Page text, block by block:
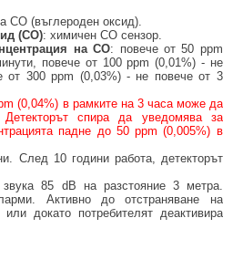
CO (въглероден оксид).
(CO): химичен CO сензор.
на CO: повече от 50 ppm
повече от 100 ppm (0,01%) - не
от 300 ppm (0,03%) - не повече от 3
(0,04%) в рамките на 3 часа може да
спира да уведомява за
падне до 50 ppm (0,005%) в
След 10 години работа, детекторът
85 dB на разстояние 3 метра.
Активно до отстраняване на
или докато потребителят деактивира